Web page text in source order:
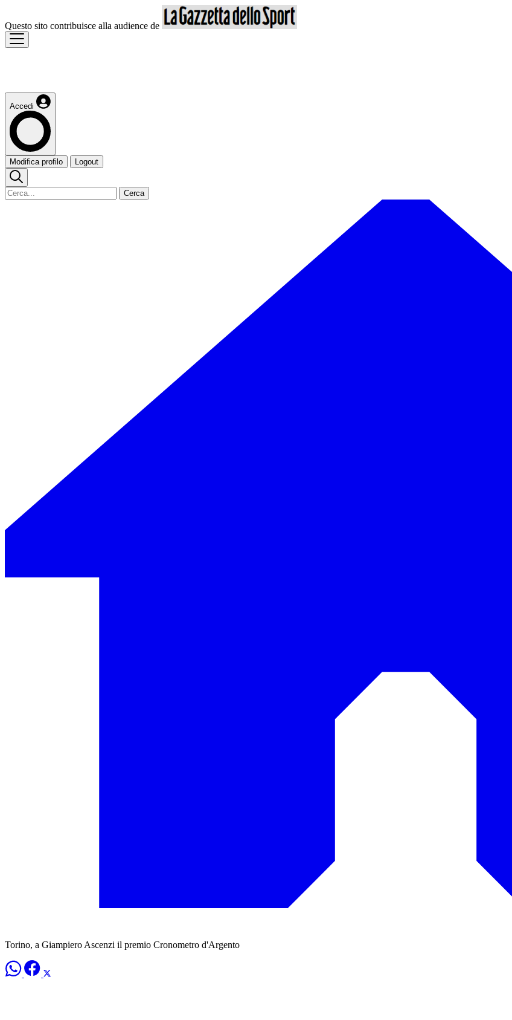
Questo sito contribuisce alla audience de
Accedi
Modifica profilo Logout
Cerca
Torino, a Giampiero Ascenzi il premio Cronometro d'Argento